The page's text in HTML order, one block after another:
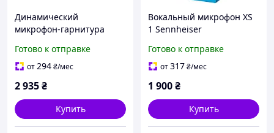
Динамический
микрофон-гарнитура
Профессиональная
микрофонная гарнитура
Готово к отправке
от294₴/мес
2 935₴
Купить
Вокальный микрофон XS
1 Sennheiser
кардиоидный вокальный
микрофон
Готово к отправке
от317₴/мес
1 900₴
Купить